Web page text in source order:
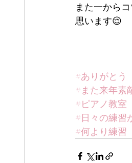
また一から
思います😌
#ありがとう
#また来年素
#ピアノ教室
#日々の練習
#何より練習